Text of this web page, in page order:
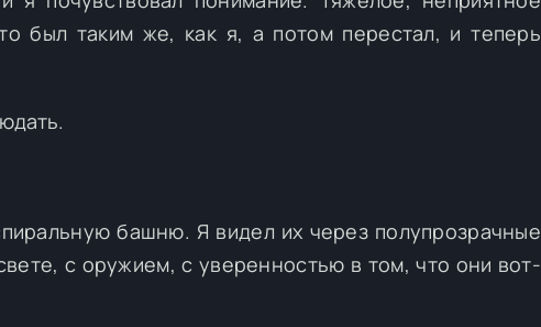
был таким же, как я, а потом перестал, и теперь
башню. Я видел их через полупрозрачные
с оружием, с уверенностью в том, что они вот-